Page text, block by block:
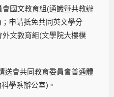
國文教育組(通識暨共教辦
申請抵免共同英文學分
文教育組(文學院大樓樸
會共同教育委員會普通體
學系辦公室)。